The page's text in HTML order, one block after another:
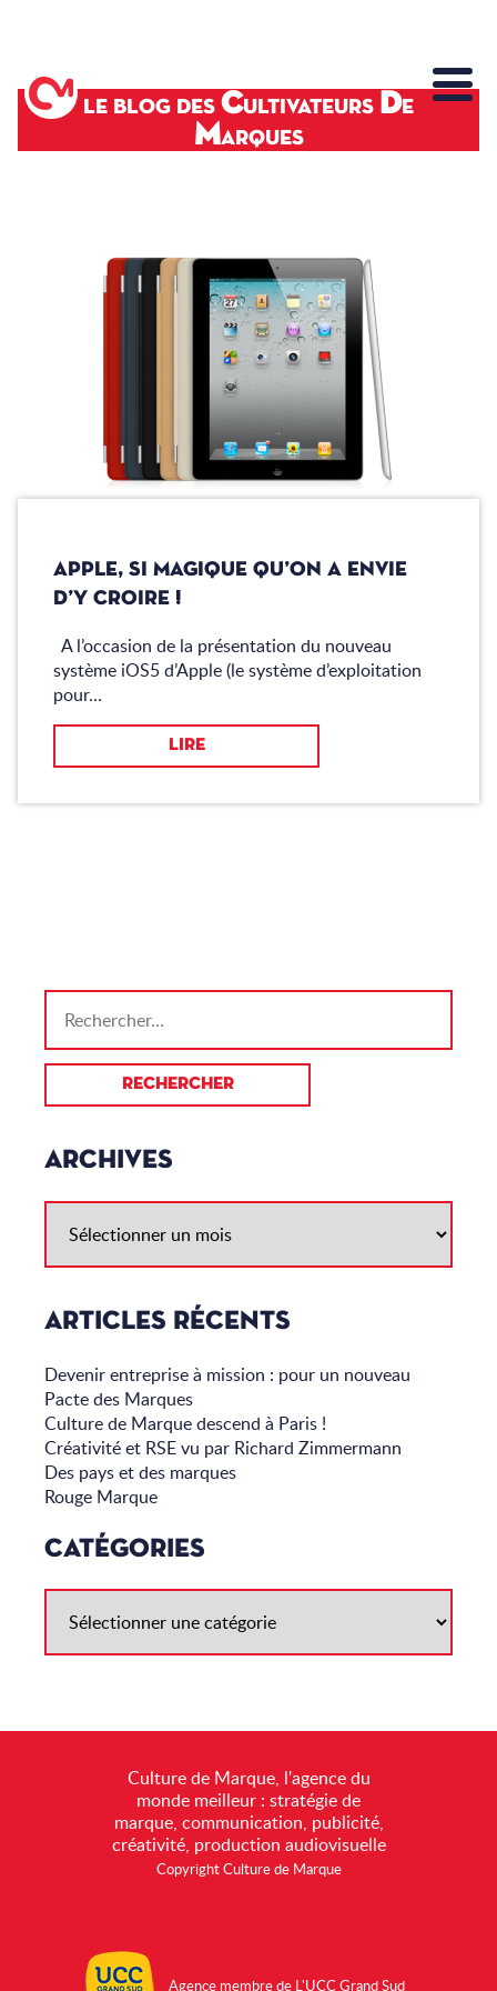
LE BLOG DES CULTIVATEURS DE
MARQUES
APPLE, SI MAGIQUE QU’ON A ENVIE
D’Y CROIRE !
A l’occasion de la présentation du nouveau
système iOS5 d’Apple (le système d’exploitation
pour…
LIRE
ARCHIVES
ARTICLES RÉCENTS
Devenir entreprise à mission : pour un nouveau
Pacte des Marques
Culture de Marque descend à Paris !
Créativité et RSE vu par Richard Zimmermann
Des pays et des marques
Rouge Marque
CATÉGORIES
Culture de Marque, l'agence du
monde meilleur : stratégie de
marque, communication, publicité,
créativité, production audiovisuelle
Copyright Culture de Marque
Agence membre de L'UCC Grand Sud